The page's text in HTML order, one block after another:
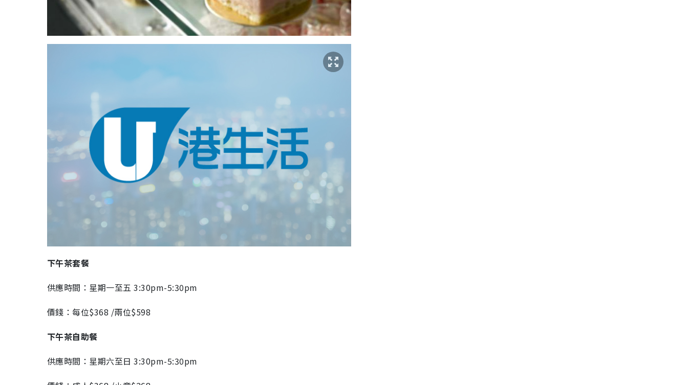
下午茶套餐
供應時間：星期一至五 3:30pm-5:30pm
價錢：每位$368 /兩位$598
下午茶自助餐
供應時間：星期六至日 3:30pm-5:30pm